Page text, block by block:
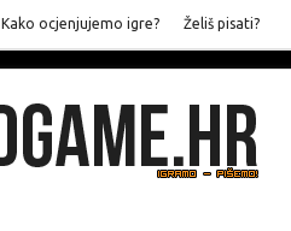
Kako ocjenjujemo igre? Želiš pisati?